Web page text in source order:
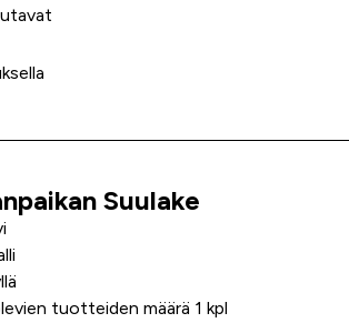
Suulake
tuotteiden määrä 1 kpl